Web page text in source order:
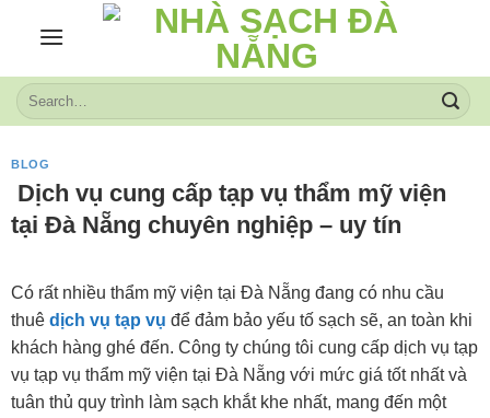
BLOG
Dịch vụ cung cấp tạp vụ thẩm mỹ viện
tại Đà Nẵng chuyên nghiệp – uy tín
Có rất nhiều thẩm mỹ viện tại Đà Nẵng đang có nhu cầu
thuê dịch vụ tạp vụ để đảm bảo yếu tố sạch sẽ, an toàn khi
khách hàng ghé đến. Công ty chúng tôi cung cấp dịch vụ tạp
vụ tạp vụ thẩm mỹ viện tại Đà Nẵng với mức giá tốt nhất và
tuân thủ quy trình làm sạch khắt khe nhất, mang đến một